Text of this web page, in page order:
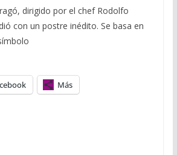
i
t
t
e
m
b
l
r
a
t
s
a
i
l
a
i
l
m
p
a
dirigido por el chef Rodolfo
con un postre inédito. Se basa en
Más